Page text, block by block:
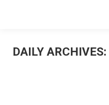
DAILY ARCHIVES: